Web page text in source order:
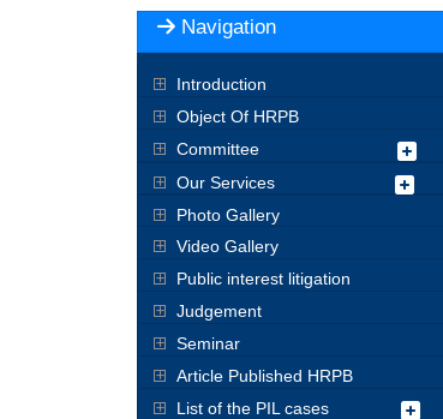
Navigation
Introduction
Object Of HRPB
Committee
Our Services
Photo Gallery
Video Gallery
Public interest litigation
Judgement
Seminar
Article Published HRPB
List of the PIL cases